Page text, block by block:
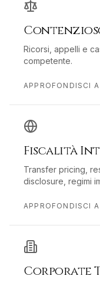
Ricorsi, appelli e
competente.
APPROFONDISCI A
Fiscalità
Transfer pricing,
disclosure, regimi
APPROFONDISCI A
Corporate